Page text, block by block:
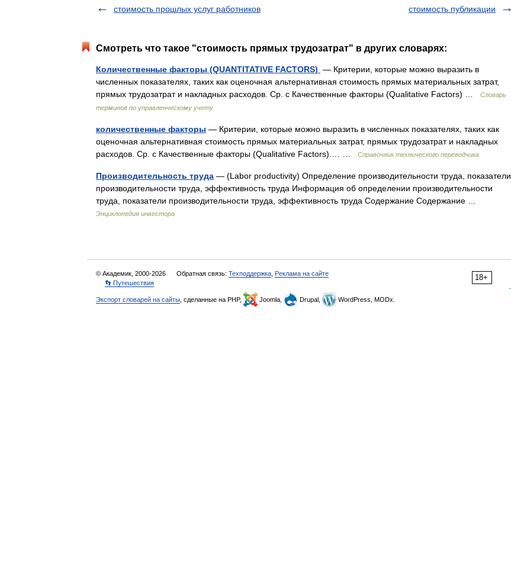
стоимость прошлых услуг работников
стоимость публикации
Смотреть что такое "стоимость прямых трудозатрат" в других словарях:
Количественные факторы (QUANTITATIVE FACTORS) — Критерии, которые можно выразить в
численных показателях, таких как оценочная альтернативная стоимость прямых материальных затрат,
прямых трудозатрат и накладных расходов. Ср. с Качественные факторы (Qualitative Factors) …
Словарь
терминов по управленческому учету
количественные факторы — Критерии, которые можно выразить в численных показателях, таких как
оценочная альтернативная стоимость прямых материальных затрат, прямых трудозатрат и накладных
расходов. Ср. с Качественные факторы (Qualitative Factors).… …
Справочник технического переводчика
Производительность труда — (Labor productivity) Определение производительности труда, показатели
производительности труда, эффективность труда Информация об определении производительности
труда, показатели производительности труда, эффективность труда Содержание Содержание …
Энциклопедия инвестора
18+
© Академик, 2000-2026 Обратная связь: Техподдержка Реклама на сайте
👣 Путешествия
Экспорт словарей на сайты , сделанные на PHP, Joomla, Drupal, WordPress, MODx.